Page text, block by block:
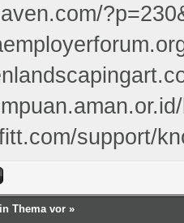
support/
Thema vor »